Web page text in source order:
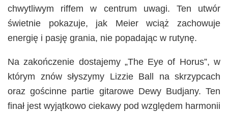
chwytliwym riffem w centrum uwagi. Ten utwór
świetnie pokazuje, jak Meier wciąż zachowuje
energię i pasję grania, nie popadając w rutynę.
Na zakończenie dostajemy „The Eye of Horus”, w
którym znów słyszymy Lizzie Ball na skrzypcach
oraz gościnne partie gitarowe Dewy Budjany. Ten
finał jest wyjątkowo ciekawy pod względem harmonii